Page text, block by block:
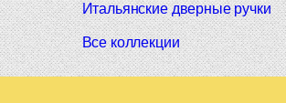
Итальянские дверные ручки
Все коллекции